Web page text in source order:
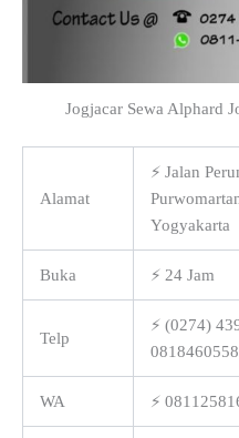
Jogjacar Sewa Alphard
Alamat
⚡ Jalan
Yogyakarta
Buka ⚡ 24 Jam
Telp
⚡ (0274)
WA ⚡